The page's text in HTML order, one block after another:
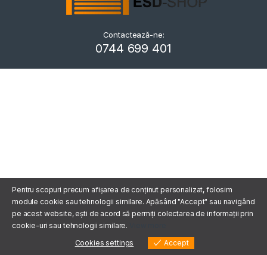
Kriszta
Typically replies within a day
Contactează-ne:
0744 699 401
Pentru scopuri precum afișarea de conținut personalizat, folosim
module cookie sau tehnologii similare. Apăsând "Accept" sau navigând
pe acest website, ești de acord să permiți colectarea de informații prin
cookie-uri sau tehnologii similare.
Cookies settings
Accept